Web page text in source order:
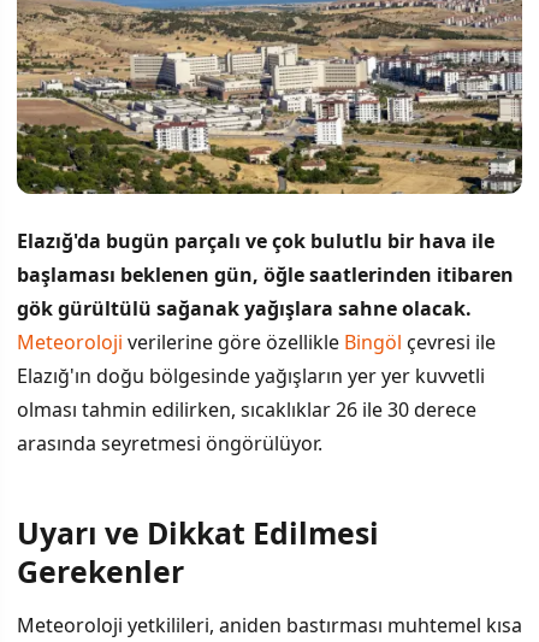
Elazığ'da bugün parçalı ve çok bulutlu bir hava ile
başlaması beklenen gün, öğle saatlerinden itibaren
gök gürültülü sağanak yağışlara sahne olacak.
Meteoroloji verilerine göre özellikle Bingöl çevresi ile
Elazığ'ın doğu bölgesinde yağışların yer yer kuvvetli
olması tahmin edilirken, sıcaklıklar 26 ile 30 derece
arasında seyretmesi öngörülüyor.
İÇINDEKILER
Uyarı ve Dikkat Edilmesi
Gerekenler
Meteoroloji yetkilileri, aniden bastırması muhtemel kısa